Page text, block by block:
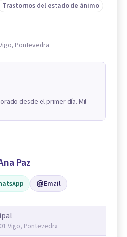
Trastornos del estado de ánimo
Pontevedra
desde el primer día. Mil
Paz
Email
Vigo, Pontevedra